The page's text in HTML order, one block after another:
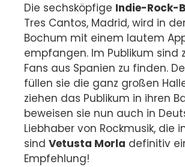
Die sechsköpfige Indie-Rock-
Tres Cantos, Madrid, wird in
Bochum mit einem lautem
empfangen. Im Publikum sind
Fans aus Spanien zu finden.
füllen sie die ganz großen
ziehen das Publikum in ihren
beweisen sie nun auch in
Liebhaber von Rockmusik, die
sind Vetusta Morla definitiv
Empfehlung!